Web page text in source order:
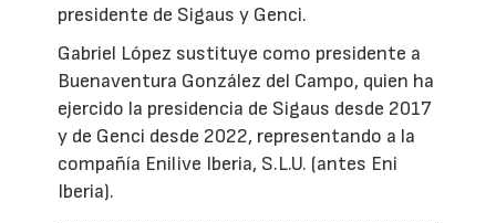
presidente de Sigaus y Genci.
Gabriel López sustituye como presidente a
Buenaventura González del Campo, quien ha
ejercido la presidencia de Sigaus desde 2017
y de Genci desde 2022, representando a la
compañía Enilive Iberia, S.L.U. (antes Eni
Iberia).